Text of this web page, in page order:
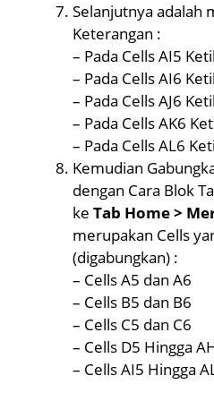
Selanjutnya adalah
Keterangan :
– Pada Cells AI5
– Pada Cells AI6
– Pada Cells AJ6
– Pada Cells AK6
– Pada Cells AL6
Kemudian
dengan Cara Blok
ke Tab Home >
merupakan Cells
(digabungkan) :
– Cells A5 dan A6
– Cells B5 dan B6
– Cells C5 dan C6
– Cells D5 Hingga
– Cells AI5 Hingga